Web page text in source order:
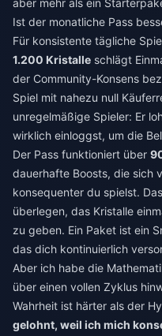
aber mehr als ein
Ist der monatliche Pass
Für konsistente tägliche
1.200 Kristalle schlägt
der Community-Konsens
Spiel mit nahezu null
unregelmäßige Spieler: Er
wirklich einloggst, um die
Der Pass funktioniert über
dauerhafte Boosts, die sich
konsequenter du spielst.
überlegen, das Kristalle
zu geben. Ein Paket ist ein
das dich kontinuierlich
Aber ich habe die
über einen vollen Zyklus
Wahrheit ist härter als der
gelohnt, weil ich mich